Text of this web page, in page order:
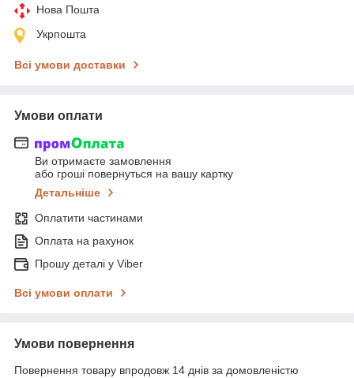
Нова Пошта
Укрпошта
Всі умови доставки
Умови оплати
Ви отримаєте замовлення
або гроші повернуться на вашу картку
Детальніше
Оплатити частинами
Оплата на рахунок
Прошу деталі у Viber
Всі умови оплати
Умови повернення
Повернення товару впродовж 14 днів за домовленістю